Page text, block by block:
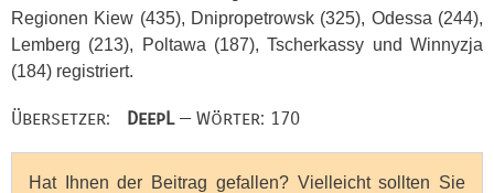
Regionen Kiew (435), Dnipropetrowsk (325), Odessa (244),
Lemberg (213), Poltawa (187), Tscherkassy und Winnyzja
(184) registriert.
Übersetzer: DeepL— Wörter: 170
Hat Ihnen der Beitrag gefallen? Vielleicht sollten Sie